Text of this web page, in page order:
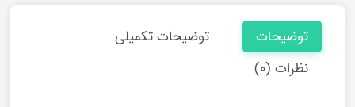
توضیحات
توضیحات تکمیلی
نظرات (۰)